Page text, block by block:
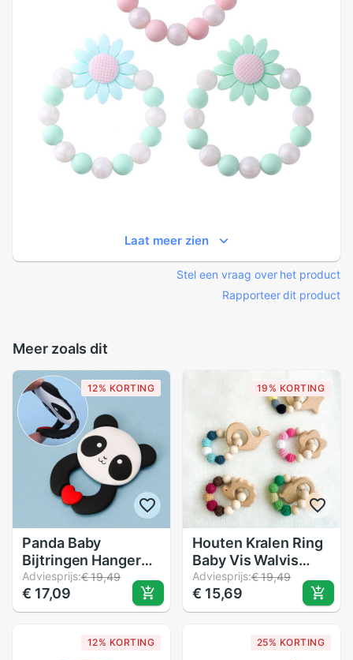
Laat meer zien
Stel een vraag over het product
Rapporteer dit product
Meer zoals dit
12% KORTING
Panda Baby
Bijtringen Hanger
Ketting Accessoire
Bpa Gratis Silicone
Chew Speelgoed
Adviesprijs:€ 19,49
€ 17,09
19% KORTING
Houten Kralen Ring
Baby Vis Walvis
Bloem Bijtring
Veiligheid Kauwen
Ketting Armband
Adviesprijs:€ 19,49
€ 15,69
12% KORTING 25% KORTING